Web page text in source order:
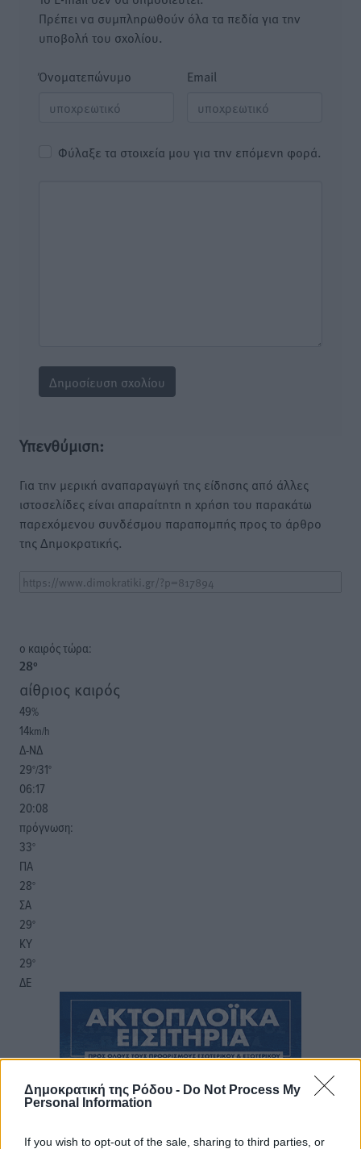
Δημοκρατική της Ρόδου - Do Not Process My
Personal Information
If you wish to opt-out of the sale, sharing to third parties, or
Πρέπει να συμπληρωθούν όλα τα πεδία για την
υποβολή του σχολίου.
Όνοματεπώνυμο Email
Φύλαξε τα στοιχεία μου για την επόμενη φορά.
Υπενθύμιση:
Για την μερική αναπαραγωγή της είδησης από άλλες
ιστοσελίδες είναι απαραίτητη η χρήση του παρακάτω
παρεχόμενου συνδέσμου παραπομπής προς το άρθρο
της Δημοκρατικής.
o καιρός τώρα:
28°
αίθριος καιρός
49%
14km/h
Δ-ΝΔ
29°/31°
06:17
20:08
πρόγνωση:
33°
ΠΑ
28°
ΣΑ
29°
ΚΥ
29°
ΔΕ